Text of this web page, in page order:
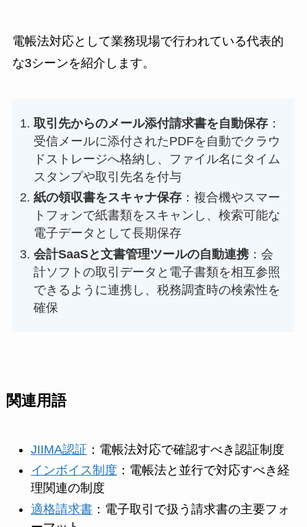
電帳法対応として業務現場で行われている代表的
な3シーンを紹介します。
取引先からのメール添付請求書を自動保存 ：
受信メールに添付されたPDFを自動でクラウ
ドストレージへ格納し、ファイル名にタイム
スタンプや取引先名を付与
紙の領収書をスキャナ保存 ：複合機やスマー
トフォンで紙書類をスキャンし、検索可能な
電子データとして長期保存
会計SaaSと文書管理ツールの自動連携 ：会
計ソフトの取引データと電子書類を相互参照
できるように連携し、税務調査時の検索性を
確保
関連用語
JIIMA認証 ：電帳法対応で確認すべき認証制度
インボイス制度 ：電帳法と並行で対応すべき経
理関連の制度
適格請求書：電子取引で扱う請求書の主要フォ